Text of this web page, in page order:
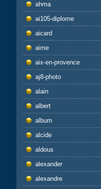
ahma
ai105-diplome
aicard
aime
aix-en-provence
aj8-photo
alain
albert
album
alcide
aldous
alexander
alexandre